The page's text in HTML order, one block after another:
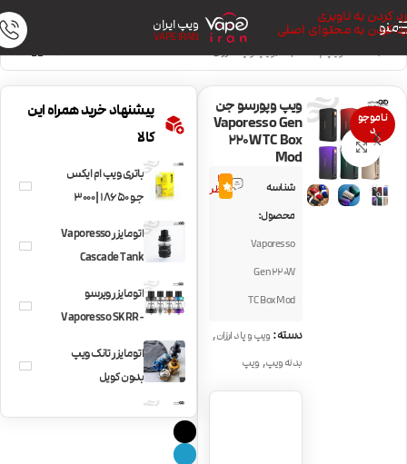
رد کردن به ناوبری
رد کردن به محتوای اصلی
منو ویپ ایران
VAPE IRAN
خانه/دستگاه ویپ | Vape Kit /ویپ و پاد ارزان
ناموجو
د
بزرگنمایی تصویر
ویپ وپورسو جن
Vaporesso Gen
220W TC Box
Mod
شناسه
محصول:
Vaporesso
Gen 220W
TC Box Mod
3
نظر5.0
دسته:ویپ و پاد ارزان,
بدنه ویپ,ویپ
پیشنهاد خرید همراه این
کالا
باتری ویپ ام ایکس
جو 18650 | 3000
میلی آمپر
اتومایزر Vaporesso
Cascade Tank
اتومایزر وپرسو
Vaporesso SKRR-
S Tank
اتومایزر تانک ویپ
بدون کویل
Joyetech Riftcore
باتری ویپ